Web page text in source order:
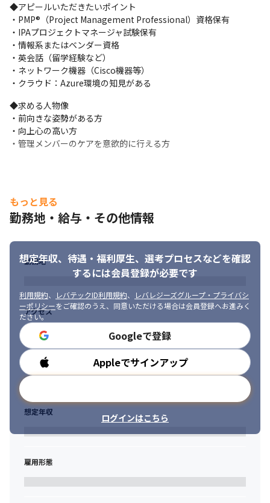
その他、社内技術勉強会なども行っております。
◆アピールいただきたいポイント
・PMP®（Project Management Professional）資格保有
・IPAプロジェクトマネージャ試験保有
・情報系またはベンダー資格
・英会話（留学経験など）
・ネットワーク機器（Cisco機器等）
・クラウド：Azure環境の知見がある
◆求める人物像
・前向きな姿勢がある方
・向上心の高い方
・管理メンバーのケアを意欲的に行える方
もっと見る
勤務地・給与・その他情報
想定年収、待遇・福利厚生、 選考プロセスなどを確認
するには会員登録が必要です
利用規約、 レバテックID利用規約、
レバレジーズグループ・プライバシ
ーポリシーをご確認のうえ、同意いただける場合は会員登録へお進みく
ださい。
Googleで登録
Appleでサインアップ
ログインはこちら
勤務地
アクセス
勤務時間
想定年収
雇用形態